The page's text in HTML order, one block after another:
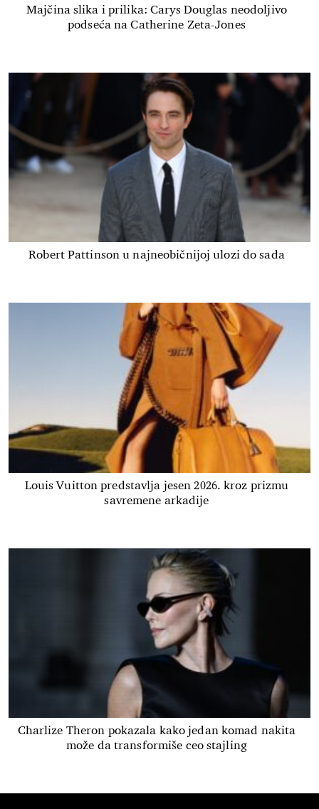
Majčina slika i prilika: Carys Douglas neodoljivo
podseća na Catherine Zeta-Jones
Robert Pattinson u najneobičnijoj ulozi do sada
Louis Vuitton predstavlja jesen 2026. kroz prizmu
savremene arkadije
Charlize Theron pokazala kako jedan komad nakita
može da transformiše ceo stajling